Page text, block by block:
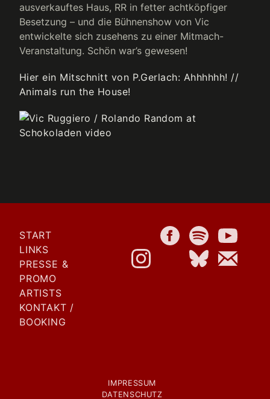
ausverkauftes Haus, RR in fetter achtköpfiger
Besetzung – und die Bühnenshow von Vic
entwickelte sich zusehens zu einer Mitmach-
Veranstaltung. Schön war’s gewesen!
Hier ein Mitschnitt von P.Gerlach: Ahhhhhh! //
Animals run the House!
START
LINKS
PRESSE &
PROMO
ARTISTS
KONTAKT /
BOOKING
IMPRESSUM
DATENSCHUTZ